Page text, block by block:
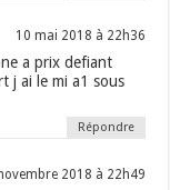
10 mai 2018 à 22h36
a prix defiant
j ai le mi a1 sous
Répondre
2018 à 22h49